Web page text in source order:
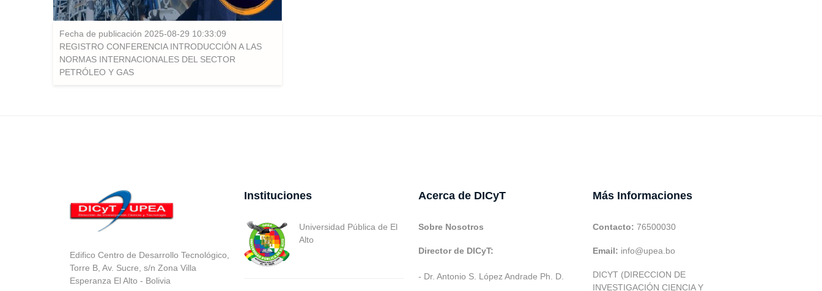
Fecha de publicación 2025-08-29 10:33:09
REGISTRO CONFERENCIA INTRODUCCIÓN A LAS
NORMAS INTERNACIONALES DEL SECTOR
PETRÓLEO Y GAS
Edifico Centro de Desarrollo Tecnológico,
Torre B, Av. Sucre, s/n Zona Villa
Esperanza El Alto - Bolivia
Instituciones
Universidad Pública de El
Alto
Acerca de DICyT
Sobre Nosotros
Director de DICyT:
- Dr. Antonio S. López Andrade Ph. D.
Más Informaciones
Contacto: 76500030
Email: info@upea.bo
DICYT (DIRECCION DE
INVESTIGACIÓN CIENCIA Y